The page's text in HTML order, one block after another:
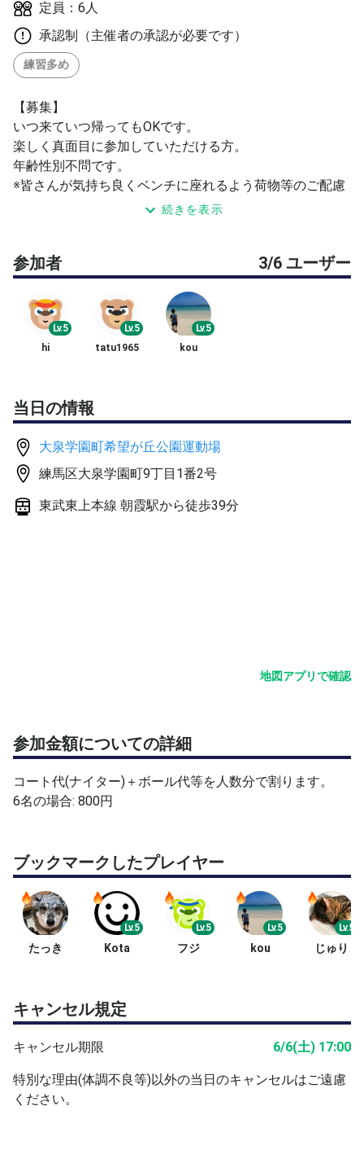
定員：6人
承認制（主催者の承認が必要です）
練習多め
【募集】
いつ来ていつ帰ってもOKです。
楽しく真面目に参加していただける方。
年齢性別不問です。
※皆さんが気持ち良くベンチに座れるよう荷物等のご配慮
サーブ、リターンをひたすら練習します(自分のタイミン
グでサーブ、リターン、休憩)
充分練習後、時間があれば相談のうえその他決定
※使用球は良さげなセットボールと当日ダンロップHD3缶
開けます
ートまでお願いします。 2.怪我や用品損害の補償等は自
己責任でお願いします。 3.アドバイス等は求められなけ
ればご遠慮下さい。
コート情報:オムニ
駐車場:有料(近隣スーパー駐車場有り)
更衣室:多目的トイレ有り
続きを表示
参加者 3/6 ユーザー
Lv.5
hi
Lv.5
tatu1965
Lv.5
kou
当日の情報
大泉学園町希望が丘公園運動場
練馬区大泉学園町9丁目1番2号
東武東上本線 朝霞駅から徒歩39分
地図アプリで確認
参加金額についての詳細
コート代(ナイター)＋ボール代等を人数分で割ります。
6名の場合: 800円
ブックマークしたプレイヤー
たっき
Lv.5
Kota
Lv.5
フジ
Lv.5
kou
Lv.5
じゅり
キャンセル規定
キャンセル期限 6/6(土) 17:00
特別な理由(体調不良等)以外の当日のキャンセルはご遠慮
ください。